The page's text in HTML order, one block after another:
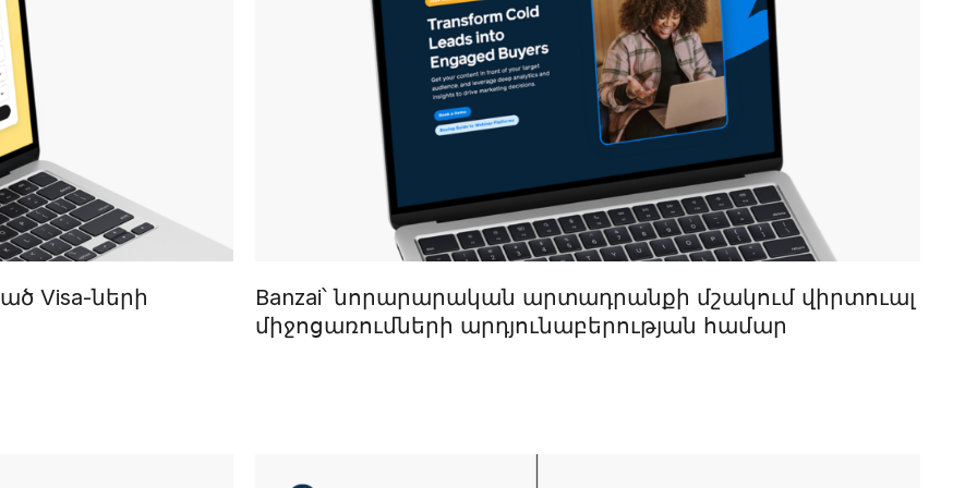
Visa-ների
Banzai՝ նորարարական արտադրանքի մշակում վիրտուալ
միջոցառումների արդյունաբերության համար